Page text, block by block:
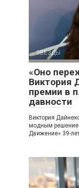
ЗВЕЗДЫ
«Оно
Виктория
премии в
давности
Виктория
модным
Движение» 39-